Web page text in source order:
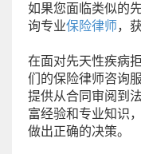
如果您面临类似的
询专业保险律师，
在面对先天性疾病
们的保险律师咨询
提供从合同审阅到
富经验和专业知识
做出正确的决策。